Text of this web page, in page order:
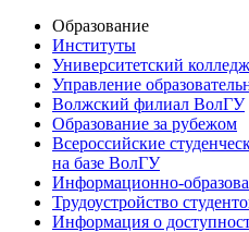
Образование
Институты
Университетский колледж
Управление
Волжский филиал ВолГУ
Образование за рубежом
Всероссийские
на базе ВолГУ
Информационно-
Трудоустройство
Информация о